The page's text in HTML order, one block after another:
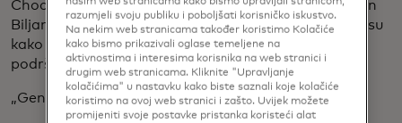
Chocolates), Roko Romić (Ekipa Kombucha), Dražen
Biljan (bar EGOIST) i Borna Bašić (CLUO) podijelili su
kako se nose sa stresom, neuspjesima i koliko im
podrška obitelji znači u svakodnevnom poslovanju.
„Genijalno i nevjerojatno inspirirajuće iskustvo"
razumjeli svoju publiku i poboljšati korisničko iskustvo.
Na nekim web stranicama također koristimo Kolačiće
kako bismo prikazivali oglase temeljene na
aktivnostima i interesima korisnika na web stranici i
drugim web stranicama. Kliknite "Upravljanje
kolačićima" u nastavku kako biste saznali koje kolačiće
koristimo na ovoj web stranici i zašto. Uvijek možete
promijeniti svoje postavke pristanka koristeći alat